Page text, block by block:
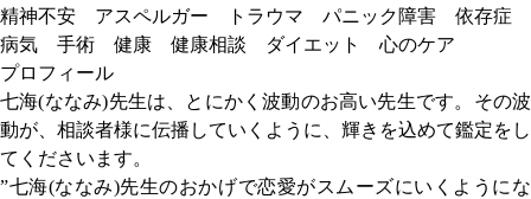
精神不安 アスペルガー トラウマ パニック障害 依存症
病気 手術 健康 健康相談 ダイエット 心のケア
プロフィール
七海(ななみ)先生は、とにかく波動のお高い先生です。その波
動が、相談者様に伝播していくように、輝きを込めて鑑定をし
てくださいます。
”七海(ななみ)先生のおかげで恋愛がスムーズにいくようにな